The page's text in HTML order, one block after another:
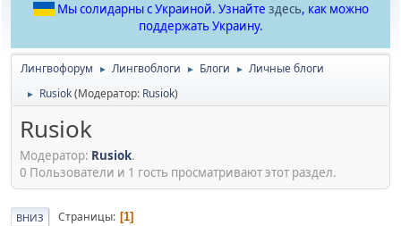
Мы солидарны с Украиной. Узнайте здесь, как можно
поддержать Украину.
Лингвофорум ► Лингвоблоги ► Блоги ► Личные блоги
► Rusiok(Модератор: Rusiok)
Rusiok
Модератор: Rusiok.
0 Пользователи и 1 гость просматривают этот раздел.
ВНИЗ Страницы 1